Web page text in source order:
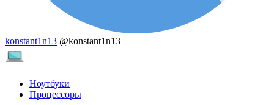
konstant1n13 @konstant1n13
Ноутбуки
Процессоры